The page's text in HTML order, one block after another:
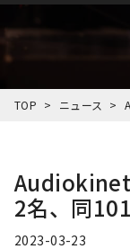
TOP ニュース
2名、同
2023-03-23